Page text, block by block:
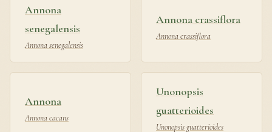
Annona
senegalensis
Annona senegalensis
Annona crassiflora
Annona crassiflora
Annona
Annona cacans
Unonopsis
guatterioides
Unonopsis guatterioides